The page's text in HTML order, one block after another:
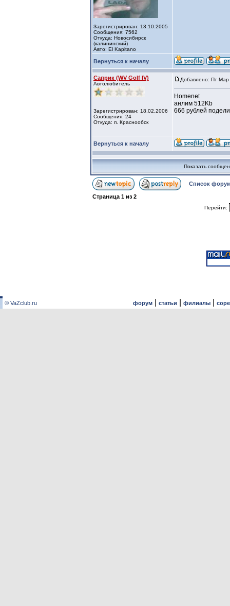
Зарегистрирован: 13.10.2005
Сообщения: 7562
Откуда: Новосибирск
(калининский)
Авто: El Kapitano
Вернуться к началу
Саприк (WV Golf IV)
Автолюбитель
Зарегистрирован: 18.02.2006
Сообщения: 24
Откуда: п. Краснообск
Добавлено: Пт
Homenet
анлим 512Kb
666 рублей
Вернуться к началу
Показать
Список
Страница 1 из 2
Перейти:
© VaZclub.ru форум| статьи филиалы|